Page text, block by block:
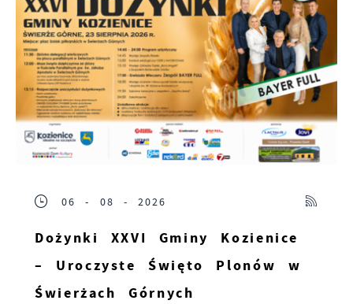
06 - 08 - 2026
Dożynki XXVI Gminy Kozienice
– Uroczyste Święto Plonów w
Świerżach Górnych